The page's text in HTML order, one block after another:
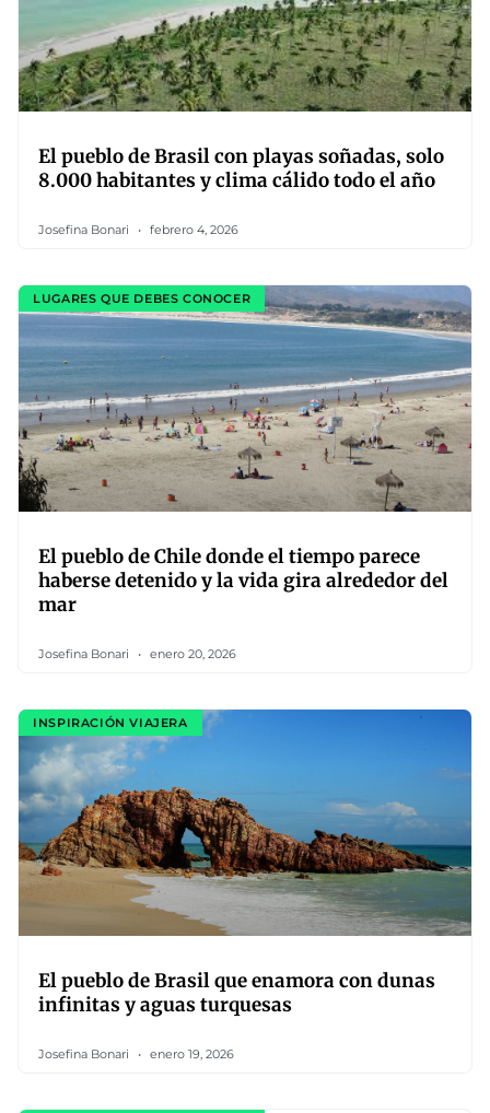
El pueblo de Brasil con playas soñadas, solo
8.000 habitantes y clima cálido todo el año
Josefina Bonari febrero 4, 2026
LUGARES QUE DEBES CONOCER
El pueblo de Chile donde el tiempo parece
haberse detenido y la vida gira alrededor del
mar
Josefina Bonari enero 20, 2026
INSPIRACIÓN VIAJERA
El pueblo de Brasil que enamora con dunas
infinitas y aguas turquesas
Josefina Bonari enero 19, 2026